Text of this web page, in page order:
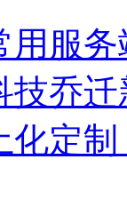
用服
技乔迁
化定